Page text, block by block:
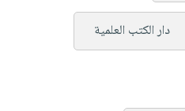
دار الكتب العلمية